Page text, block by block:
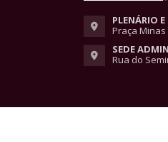
PLENÁRIO
Praça Minas
SEDE
Rua do